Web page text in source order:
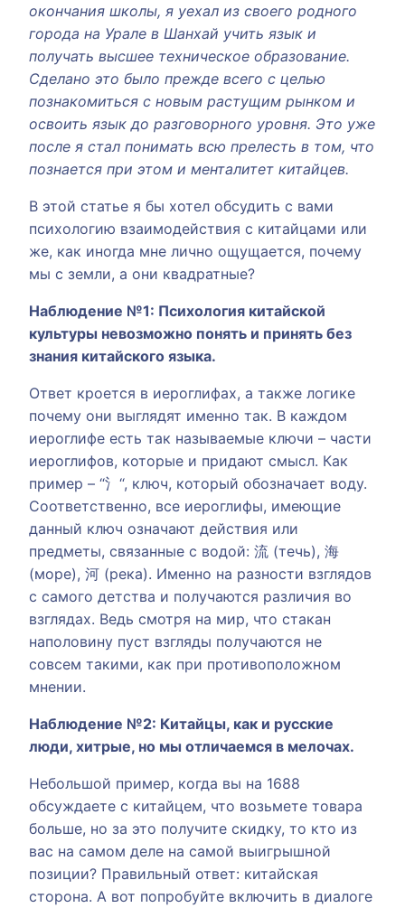
окончания школы, я уехал из своего родного
города на Урале в Шанхай учить язык и
получать высшее техническое образование.
Сделано это было прежде всего с целью
познакомиться с новым растущим рынком и
освоить язык до разговорного уровня. Это уже
после я стал понимать всю прелесть в том, что
познается при этом и менталитет китайцев.
В этой статье я бы хотел обсудить с вами
психологию взаимодействия с китайцами или
же, как иногда мне лично ощущается, почему
мы с земли, а они квадратные?
Наблюдение №1: Психология китайской
культуры невозможно понять и принять без
знания китайского языка.
Ответ кроется в иероглифах, а также логике
почему они выглядят именно так. В каждом
иероглифе есть так называемые ключи – части
иероглифов, которые и придают смысл. Как
пример – “氵“, ключ, который обозначает воду.
Соответственно, все иероглифы, имеющие
данный ключ означают действия или
предметы, связанные с водой: 流 (течь), 海
(море), 河 (река). Именно на разности взглядов
с самого детства и получаются различия во
взглядах. Ведь смотря на мир, что стакан
наполовину пуст взгляды получаются не
совсем такими, как при противоположном
мнении.
Наблюдение №2: Китайцы, как и русские
люди, хитрые, но мы отличаемся в мелочах.
Небольшой пример, когда вы на 1688
обсуждаете с китайцем, что возьмете товара
больше, но за это получите скидку, то кто из
вас на самом деле на самой выигрышной
позиции? Правильный ответ: китайская
сторона. А вот попробуйте включить в диалоге